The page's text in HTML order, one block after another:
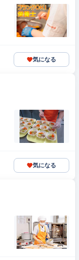
気になる
気になる